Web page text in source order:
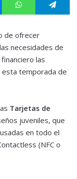
de ofrecer
necesidades de
las
temporada de
Tarjetas de
juveniles, que
en todo el
(NFC o